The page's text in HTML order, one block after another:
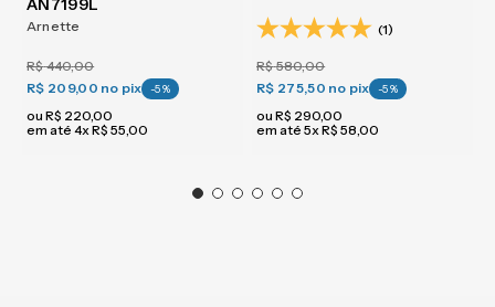
AN7199L
Arnette
R$440,00
R$ 209,00 no pix -5%
ou R$ 220,00
em até 4xR$ 55,00
(1)
R$580,00
R$ 275,50 no pix -5%
ou R$ 290,00
em até 5xR$ 58,00